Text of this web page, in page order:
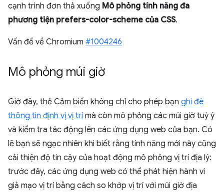
cạnh trình đơn thả xuống Mô phỏng tính năng đa
phương tiện prefers-color-scheme của CSS.
Vấn đề về Chromium #1004246
Mô phỏng múi giờ
Giờ đây, thẻ Cảm biến không chỉ cho phép bạn ghi đè
thông tin định vị vị trí mà còn mô phỏng các múi giờ tuỳ ý
và kiểm tra tác động lên các ứng dụng web của bạn. Có
lẽ bạn sẽ ngạc nhiên khi biết rằng tính năng mới này cũng
cải thiện độ tin cậy của hoạt động mô phỏng vị trí địa lý:
trước đây, các ứng dụng web có thể phát hiện hành vi
giả mạo vị trí bằng cách so khớp vị trí với múi giờ địa